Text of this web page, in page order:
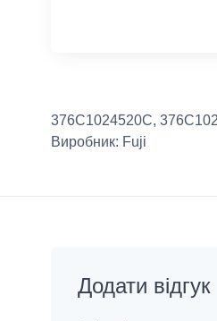
376C1024520C,
Виробник: Fuji
Додати відгук